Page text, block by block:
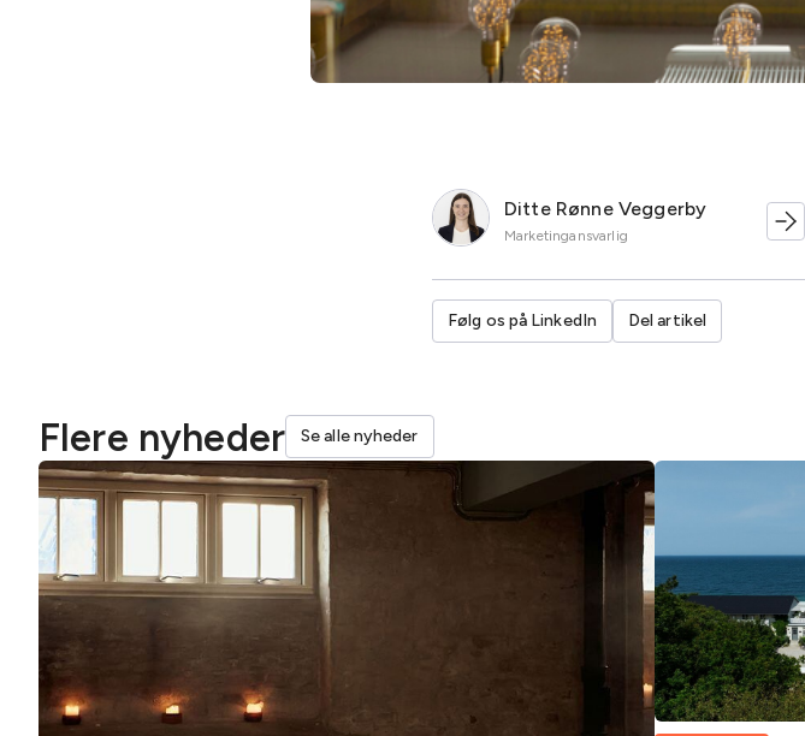
Ditte Rønne Veggerby
Marketingansvarlig
Følg os på LinkedIn Del artikel
Flere nyheder Se alle nyheder